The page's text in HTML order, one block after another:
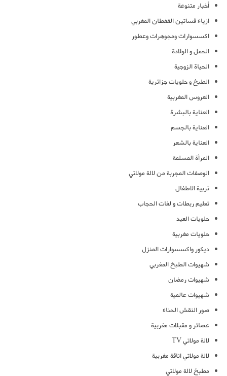
أخبار متنوعة
ازياء فساتين القفطان المغربي
اكسسوارات ومجوهرات وعطور
الحمل و الولادة
الحياة الزوجية
الطبخ و حلويات جزائرية
العروس المغربية
العناية بالبشرة
العناية بالجسم
العناية بالشعر
المرأة المسلمة
الوصفات المجربة من لالة مولاتي
تربية الاطفال
تعليم ربطات و لفات الحجاب
حلويات العيد
حلويات مغربية
ديكور واكسسوارات المنزل
شهيوات الطبخ المغربي
شهيوات رمضان
شهيوات عالمية
صور النقش الحناء
عصائر و مقبلات مغربية
لالة مولاتي TV
لالة مولاتي اناقة مغربية
مطبخ لالة مولاتي